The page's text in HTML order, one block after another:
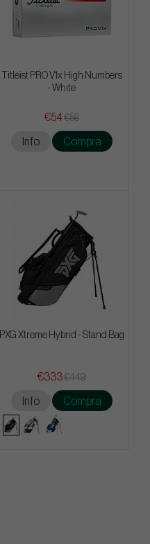
Titleist PRO V1x High Numbers
- White
€54€58
Info Compra
PXG Xtreme Hybrid - Stand Bag
€333€449
Info Compra